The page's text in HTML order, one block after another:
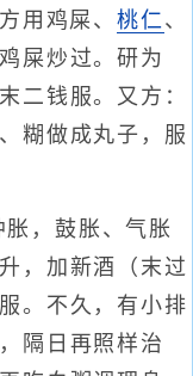
用鸡屎、 桃仁、
屎炒过。研为
末二钱服。又方：
糊做成丸子，服
，鼓胀、气胀
，加新酒（末过
。不久，有小排
隔日再照样治